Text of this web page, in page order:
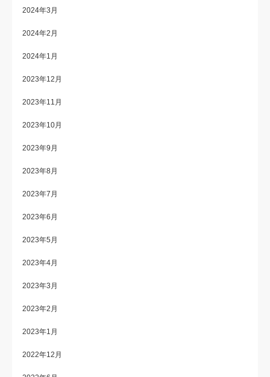
2024年3月
2024年2月
2024年1月
2023年12月
2023年11月
2023年10月
2023年9月
2023年8月
2023年7月
2023年6月
2023年5月
2023年4月
2023年3月
2023年2月
2023年1月
2022年12月